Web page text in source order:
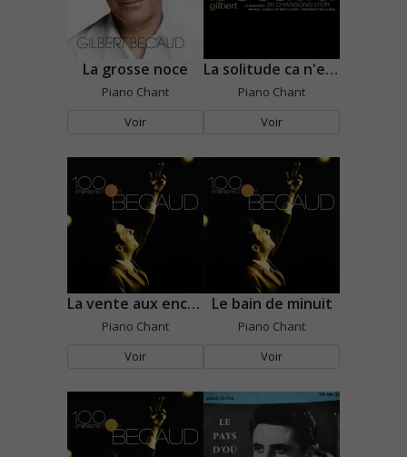
La grosse noce
Piano Chant
Voir
La solitude ca n'existe pas
Piano Chant
Voir
La vente aux enchères
Piano Chant
Voir
Le bain de minuit
Piano Chant
Voir